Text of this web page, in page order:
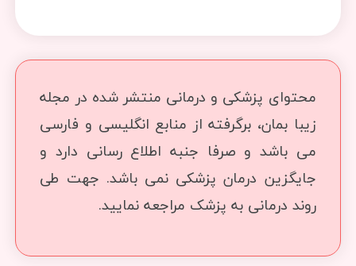
محتوای پزشکی و درمانی منتشر شده در مجله
زیبا بمان، برگرفته از منابع انگلیسی و فارسی
می باشد و صرفا جنبه اطلاع رسانی دارد و
جایگزین درمان پزشکی نمی باشد. جهت طی
روند درمانی به پزشک مراجعه نمایید.